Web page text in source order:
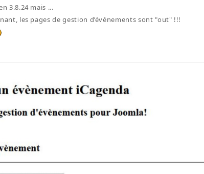
3.8.24 mais ...
les pages de gestion d’événements sont "out" !!!